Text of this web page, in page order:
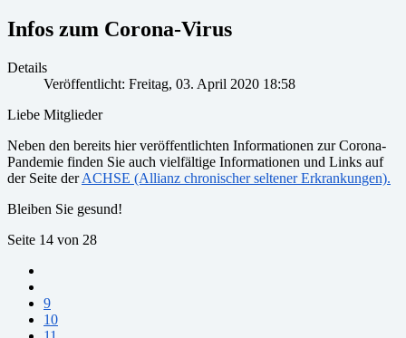
Infos zum Corona-Virus
Details
Veröffentlicht: Freitag, 03. April 2020 18:58
Liebe Mitglieder
Neben den bereits hier veröffentlichten Informationen zur Corona-
Pandemie finden Sie auch vielfältige Informationen und Links auf
der Seite derACHSE (Allianz chronischer seltener Erkrankungen).
Bleiben Sie gesund!
Seite 14 von 28
9
10